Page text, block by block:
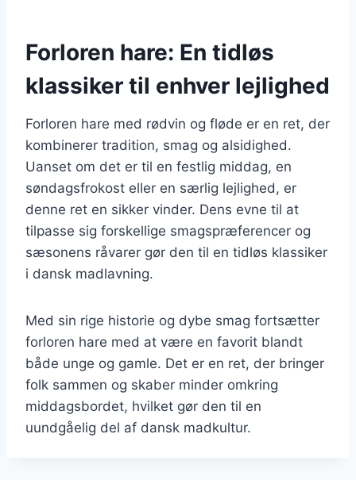
Forloren hare: En tidløs
klassiker til enhver lejlighed
Forloren hare med rødvin og fløde er en ret, der
kombinerer tradition, smag og alsidighed.
Uanset om det er til en festlig middag, en
søndagsfrokost eller en særlig lejlighed, er
denne ret en sikker vinder. Dens evne til at
tilpasse sig forskellige smagspræferencer og
sæsonens råvarer gør den til en tidløs klassiker
i dansk madlavning.
Med sin rige historie og dybe smag fortsætter
forloren hare med at være en favorit blandt
både unge og gamle. Det er en ret, der bringer
folk sammen og skaber minder omkring
middagsbordet, hvilket gør den til en
uundgåelig del af dansk madkultur.